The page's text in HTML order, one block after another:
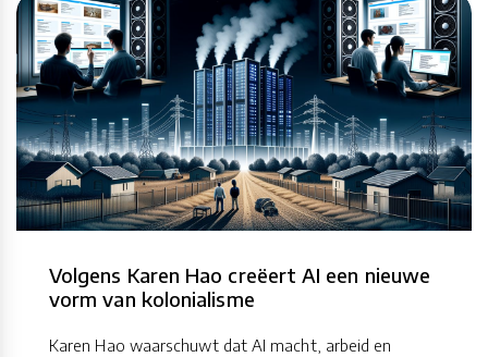
Volgens Karen Hao creëert AI een nieuwe
vorm van kolonialisme
Karen Hao waarschuwt dat AI macht, arbeid en